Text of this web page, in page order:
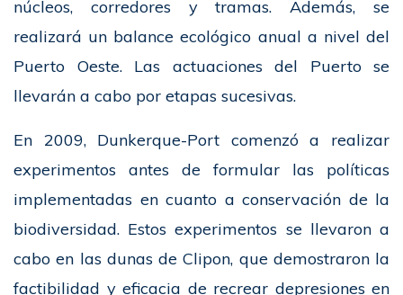
núcleos, corredores y tramas. Además, se
realizará un balance ecológico anual a nivel del
Puerto Oeste. Las actuaciones del Puerto se
llevarán a cabo por etapas sucesivas.
En 2009, Dunkerque-Port comenzó a realizar
experimentos antes de formular las políticas
implementadas en cuanto a conservación de la
biodiversidad. Estos experimentos se llevaron a
cabo en las dunas de Clipon, que demostraron la
factibilidad y eficacia de recrear depresiones en